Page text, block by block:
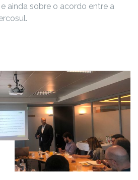
ainda sobre o acordo entre a